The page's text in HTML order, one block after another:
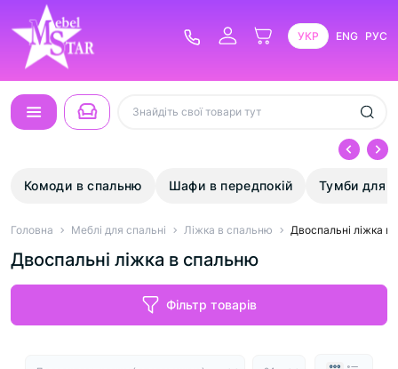
УКР ENG РУС
Комоди в спальню Шафи в передпокій Тумби для
Головна Меблі для спальні Ліжка в спальню Двоспальні ліжка в
Двоспальні ліжка в спальню
Фільтр товарів